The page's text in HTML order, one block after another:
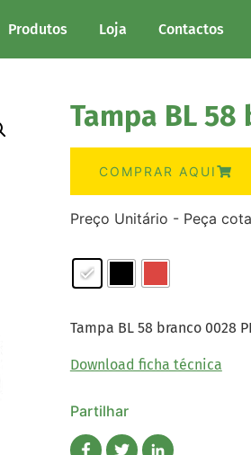
Produtos Loja Contactos
Tampa BL 58
COMPRAR AQUI
Preço Unitário - Peça
Tampa BL 58 branco 0028
Download ficha técnica
Partilhar